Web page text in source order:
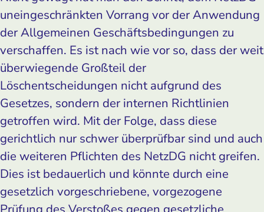
uneingeschränkten Vorrang vor der Anwendung
der Allgemeinen Geschäftsbedingungen zu
verschaffen. Es ist nach wie vor so, dass der weit
überwiegende Großteil der
Löschentscheidungen nicht aufgrund des
Gesetzes, sondern der internen Richtlinien
getroffen wird. Mit der Folge, dass diese
gerichtlich nur schwer überprüfbar sind und auch
die weiteren Pflichten des NetzDG nicht greifen.
Dies ist bedauerlich und könnte durch eine
gesetzlich vorgeschriebene, vorgezogene